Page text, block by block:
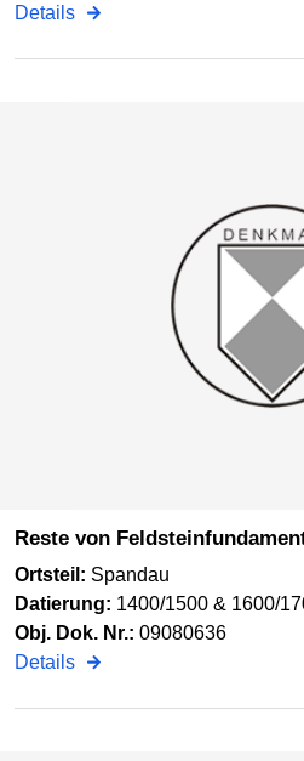
Details
Reste von
Ortsteil: Spandau
Datierung: 1400/1500 & 1600/
Obj. Dok. Nr.: 09080636
Details